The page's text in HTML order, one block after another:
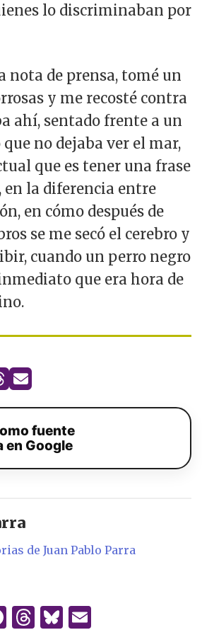
lo discriminaban por
nota de prensa, tomé un
y me recosté contra
ahí, sentado frente a un
no dejaba ver el mar,
que es tener una frase
en la diferencia entre
en cómo después de
se me secó el cerebro y
cuando un perro negro
que era hora de
fuente
en Google
de Juan Pablo Parra
F
T
B